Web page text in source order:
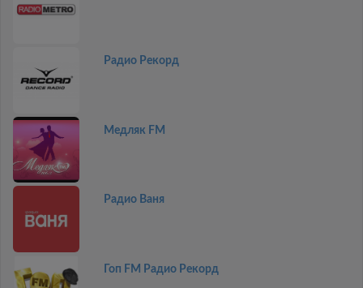
Радио Рекорд
Медляк FM
Радио Ваня
Гоп FM Радио Рекорд